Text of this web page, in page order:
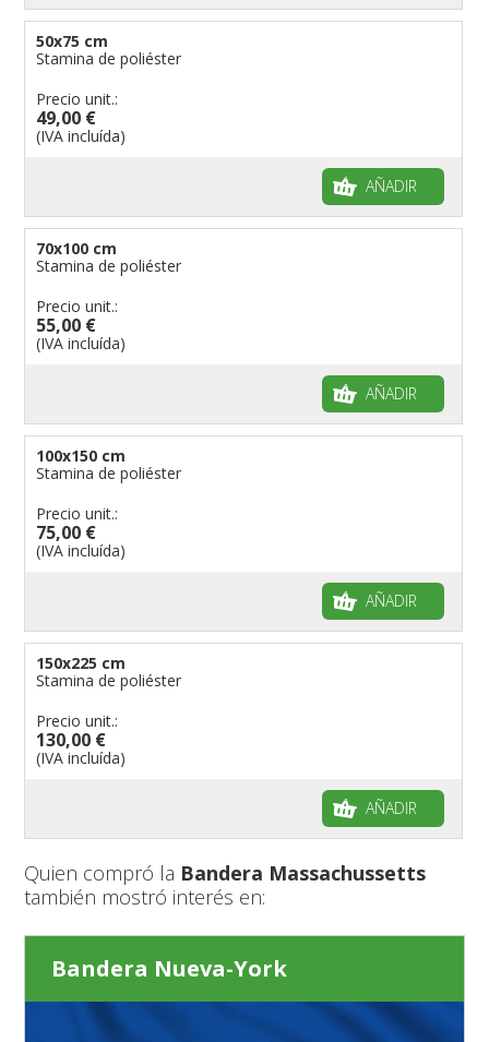
50x75 cm
Stamina de poliéster
Precio unit.:
49,00 €
(IVA incluída)
AÑADIR
70x100 cm
Stamina de poliéster
Precio unit.:
55,00 €
(IVA incluída)
AÑADIR
100x150 cm
Stamina de poliéster
Precio unit.:
75,00 €
(IVA incluída)
AÑADIR
150x225 cm
Stamina de poliéster
Precio unit.:
130,00 €
(IVA incluída)
AÑADIR
Quien compró la Bandera Massachussetts
también mostró interés en:
Bandera Nueva-York